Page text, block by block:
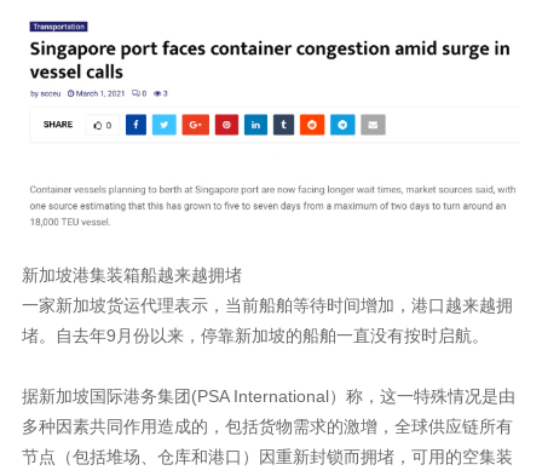
新加坡港集装箱船越来越拥堵
一家新加坡货运代理表示，当前船舶等待时间增加，港口越来越拥
堵。自去年9月份以来，停靠新加坡的船舶一直没有按时启航。
据新加坡国际港务集团(PSA International）称，这一特殊情况是由
多种因素共同作用造成的，包括货物需求的激增，全球供应链所有
节点（包括堆场、仓库和港口）因重新封锁而拥堵，可用的空集装